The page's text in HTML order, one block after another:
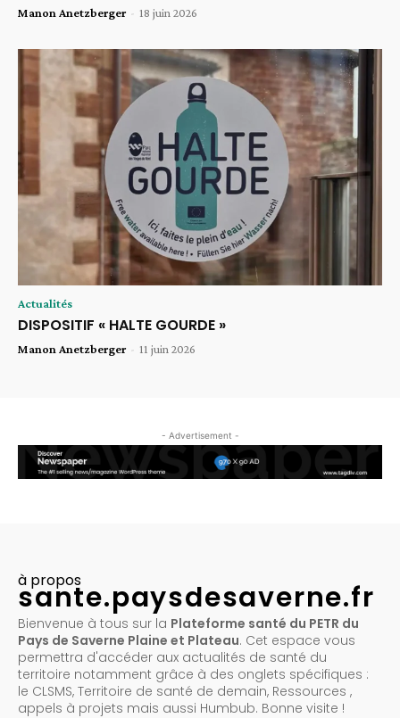
Manon Anetzberger - 18 juin 2026
Actualités
DISPOSITIF « HALTE GOURDE »
Manon Anetzberger - 11 juin 2026
- Advertisement -
à propos
sante.paysdesaverne.fr
Bienvenue à tous sur la Plateforme santé du PETR du
Pays de Saverne Plaine et Plateau. Cet espace vous
permettra d'accéder aux actualités de santé du
territoire notamment grâce à des onglets spécifiques :
le CLSMS, Territoire de santé de demain, Ressources ,
appels à projets mais aussi Humbub. Bonne visite !